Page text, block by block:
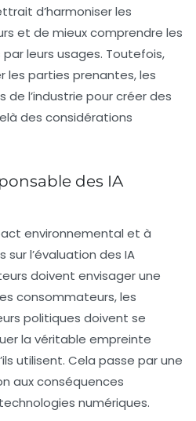
d’harmoniser les
et de mieux comprendre les
leurs usages. Toutefois,
les parties prenantes, les
l’industrie pour créer des
des considérations
des IA
environnemental et à
sur l’évaluation des IA
doivent envisager une
consommateurs, les
politiques doivent se
la véritable empreinte
utilisent. Cela passe par une
aux conséquences
numériques.